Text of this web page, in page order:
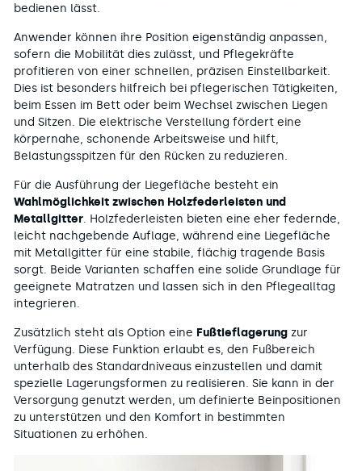
bedienen lässt.
Anwender können ihre Position eigenständig anpassen,
sofern die Mobilität dies zulässt, und Pflegekräfte
profitieren von einer schnellen, präzisen Einstellbarkeit.
Dies ist besonders hilfreich bei pflegerischen Tätigkeiten,
beim Essen im Bett oder beim Wechsel zwischen Liegen
und Sitzen. Die elektrische Verstellung fördert eine
körpernahe, schonende Arbeitsweise und hilft,
Belastungsspitzen für den Rücken zu reduzieren.
Für die Ausführung der Liegefläche besteht ein
Wahlmöglichkeit zwischen Holzfederleisten und
Metallgitter. Holzfederleisten bieten eine eher federnde,
leicht nachgebende Auflage, während eine Liegefläche
mit Metallgitter für eine stabile, flächig tragende Basis
sorgt. Beide Varianten schaffen eine solide Grundlage für
geeignete Matratzen und lassen sich in den Pflegealltag
integrieren.
Zusätzlich steht als Option eine Fußtieflagerung zur
Verfügung. Diese Funktion erlaubt es, den Fußbereich
unterhalb des Standardniveaus einzustellen und damit
spezielle Lagerungsformen zu realisieren. Sie kann in der
Versorgung genutzt werden, um definierte Beinpositionen
zu unterstützen und den Komfort in bestimmten
Situationen zu erhöhen.